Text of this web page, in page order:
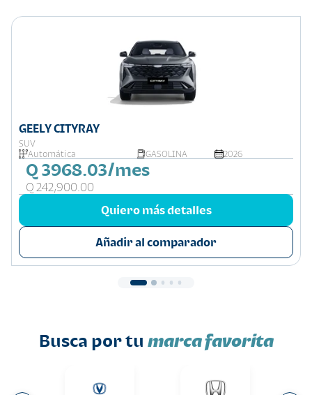
GEELY CITYRAY
SUV
Automática
GASOLINA 2026
Q 3968.03/mes
Q 242,900.00
Quiero más detalles
Añadir al comparador
Busca por tu marca favorita